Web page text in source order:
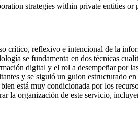
strategies within private entities or
crítico, reflexivo e intencional de la
se fundamenta en dos técnicas
digital y el rol a desempeñar por
y se siguió un guion estructurado
está muy condicionada por los
la organización de este servicio,